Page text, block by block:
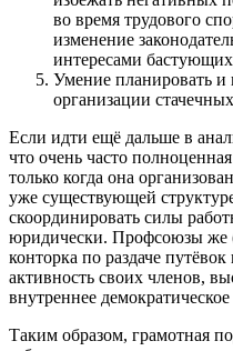
во время трудового
изменение
интересами
Умение планировать и
организации
Если идти ещё дальше в
что очень часто
только когда она
уже существующей
скоординировать силы
юридически. Профсоюзы же
конторка по раздаче
активность своих членов,
внутреннее
Таким образом, грамотная